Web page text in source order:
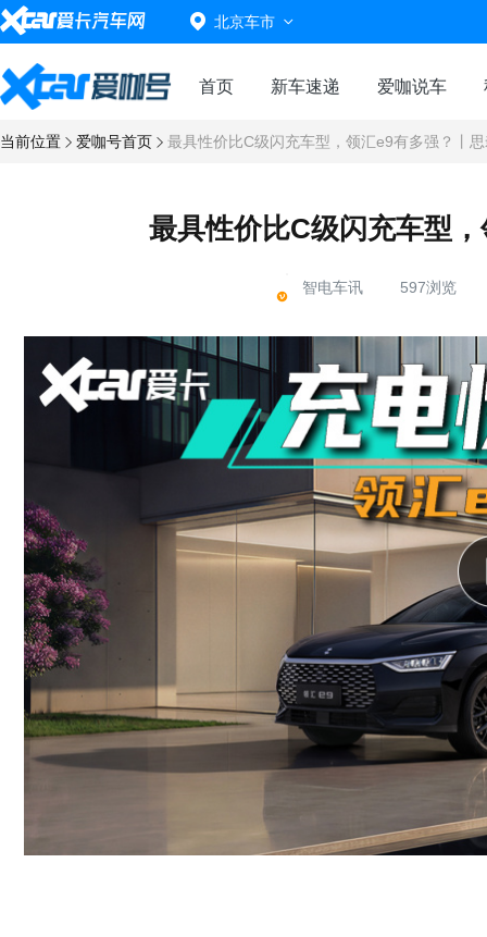
北京车市
首页 新车速递 爱咖说车
当前位置 爱咖号首页 最具性价比C级闪充车型，领汇e9有多强？丨
最具性价比C级闪充车型
智电车讯 597浏览